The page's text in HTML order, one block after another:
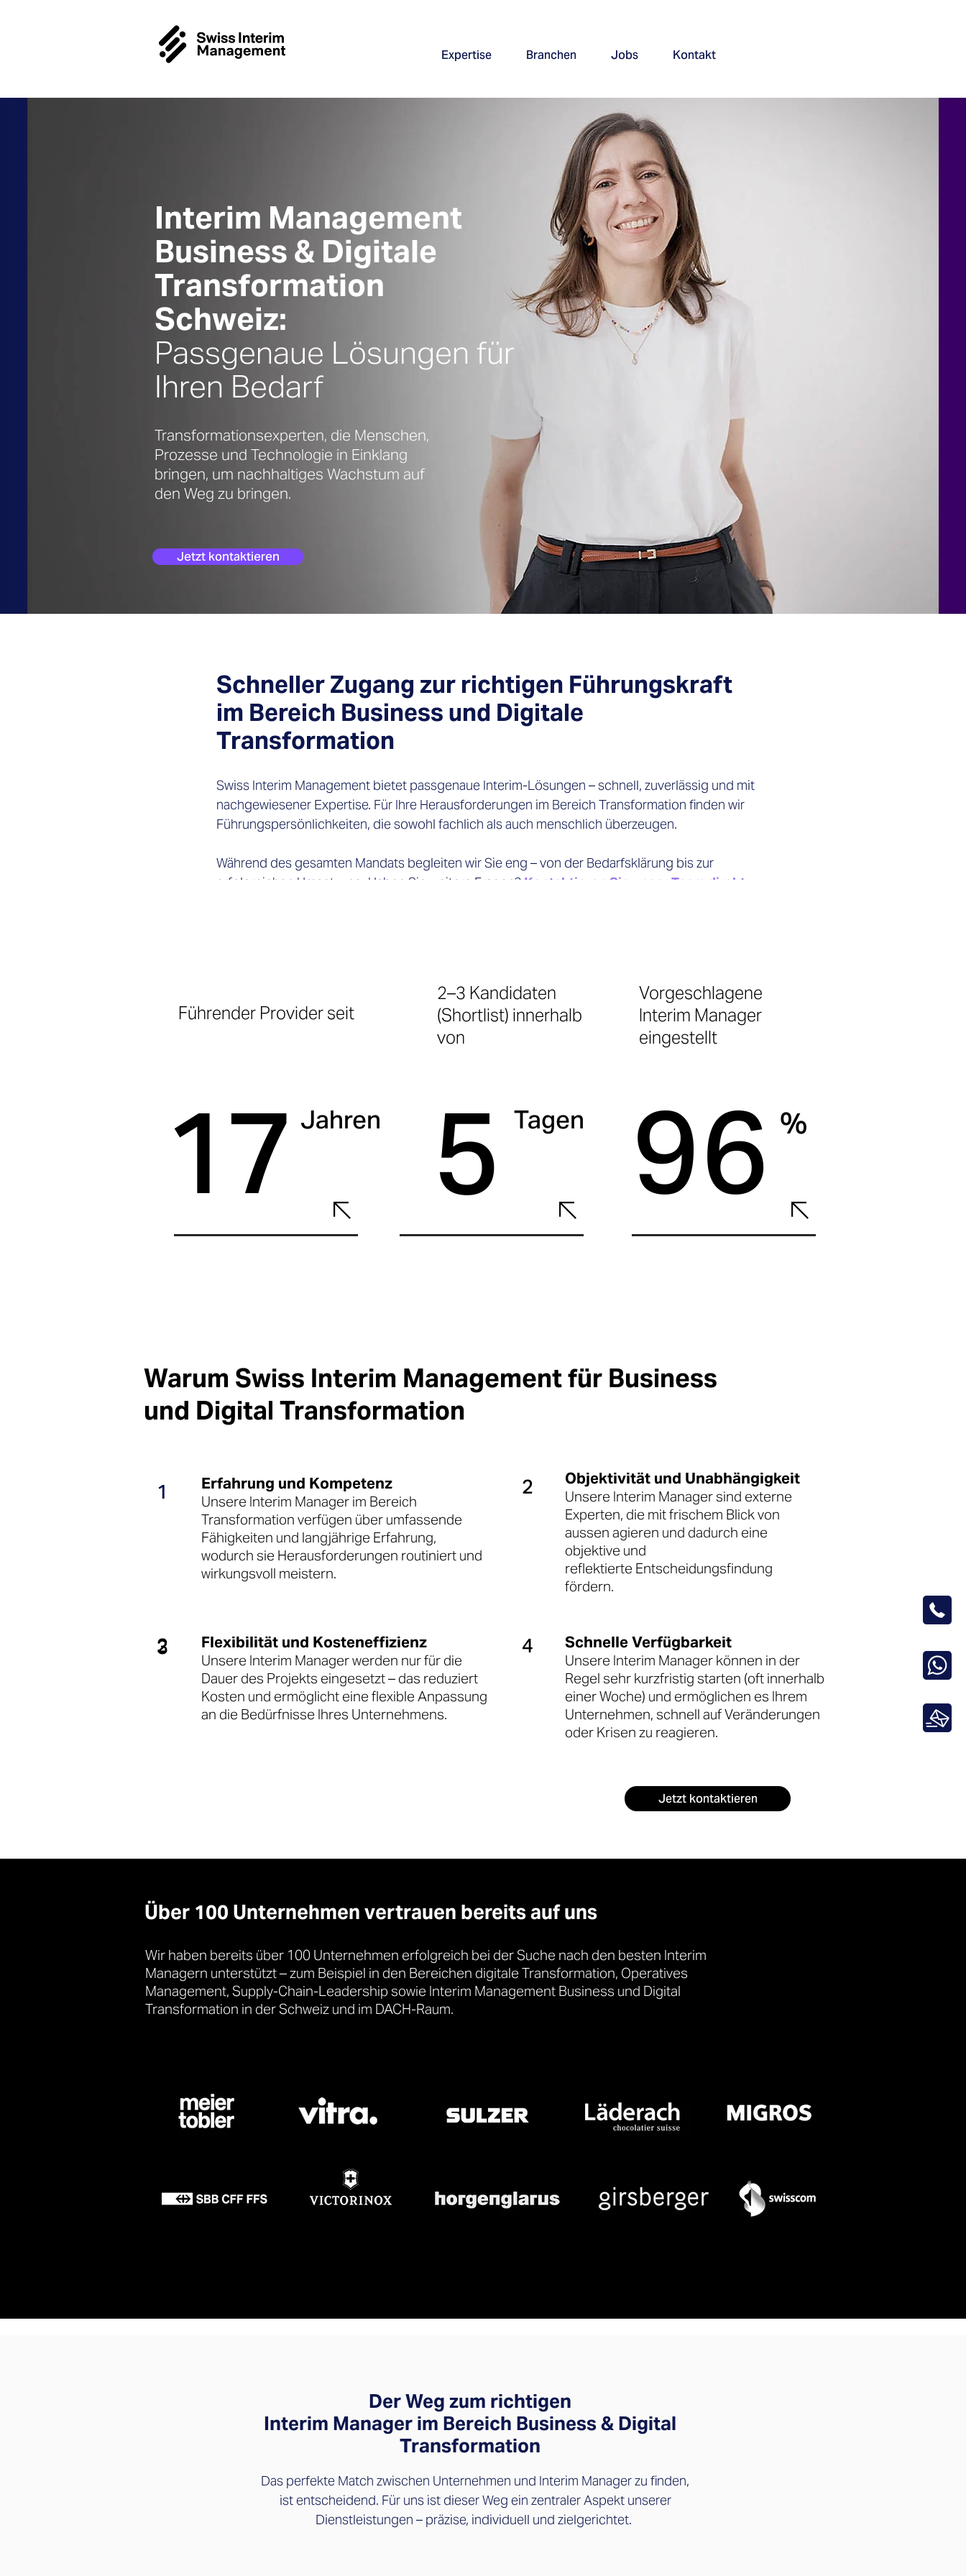
Expertise Branchen Jobs Kontakt
Interim Management
Business & Digitale
Transformation
Schweiz:
Passgenaue Lösungen für
Ihren Bedarf
Transformationsexperten, die Menschen,
Prozesse und Technologie in Einklang
bringen, um nachhaltiges Wachstum auf
den Weg zu bringen.
Jetzt kontaktieren
Schneller Zugang zur richtigen Führungskraft
im Bereich Business und Digitale
Transformation
Swiss Interim Management bietet passgenaue Interim-Lösungen – schnell, zuverlässig und mit
nachgewiesener Expertise. Für Ihre Herausforderungen im Bereich Transformation finden wir
Führungspersönlichkeiten, die sowohl fachlich als auch menschlich überzeugen.
Während des gesamten Mandats begleiten wir Sie eng – von der Bedarfsklärung bis zur
erfolgreichen Umsetzung. Haben Sie weitere Fragen? Kontaktieren Sie unser Team direkt.
Führender Provider seit
2–3 Kandidaten
(Shortlist) innerhalb
von
Vorgeschlagene
Interim Manager
eingestellt
17 Jahren 5 Tagen 96 %
Warum Swiss Interim Management für Business
und Digital Transformation
1 Erfahrung und Kompetenz
Unsere Interim Manager im Bereich
Transformation verfügen über umfassende
Fähigkeiten und langjährige Erfahrung,
wodurch sie Herausforderungen routiniert und
wirkungsvoll meistern.
2 Objektivität und Unabhängigkeit
Unsere Interim Manager sind externe
Experten, die mit frischem Blick von
aussen agieren und dadurch eine
objektive und
reflektierte Entscheidungsfindung
fördern.
2
3 Flexibilität und Kosteneffizienz
Unsere Interim Manager werden nur für die
Dauer des Projekts eingesetzt – das reduziert
Kosten und ermöglicht eine flexible Anpassung
an die Bedürfnisse Ihres Unternehmens.
4 Schnelle Verfügbarkeit
Unsere Interim Manager können in der
Regel sehr kurzfristig starten (oft innerhalb
einer Woche) und ermöglichen es Ihrem
Unternehmen, schnell auf Veränderungen
oder Krisen zu reagieren.
Jetzt kontaktieren
Über 100 Unternehmen vertrauen bereits auf uns
Wir haben bereits über 100 Unternehmen erfolgreich bei der Suche nach den besten Interim
Managern unterstützt – zum Beispiel in den Bereichen digitale Transformation, Operatives
Management, Supply-Chain-Leadership sowie Interim Management Business und Digital
Transformation in der Schweiz und im DACH-Raum.
Der Weg zum richtigen
Interim Manager im Bereich Business & Digital
Transformation
Das perfekte Match zwischen Unternehmen und Interim Manager zu finden,
ist entscheidend. Für uns ist dieser Weg ein zentraler Aspekt unserer
Dienstleistungen – präzise, individuell und zielgerichtet.